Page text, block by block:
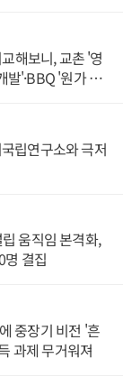
해보니, 교촌 '영
발'·BBQ '원가 부
립연구소와 극저
움직임 본격화,
명 결집
중장기 비전 '흔
과제 무거워져